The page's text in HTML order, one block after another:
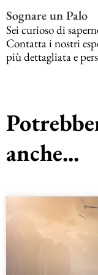
Sognare un Palo
Sei curioso di
Contatta i nostri
più dettagliata e
anche...